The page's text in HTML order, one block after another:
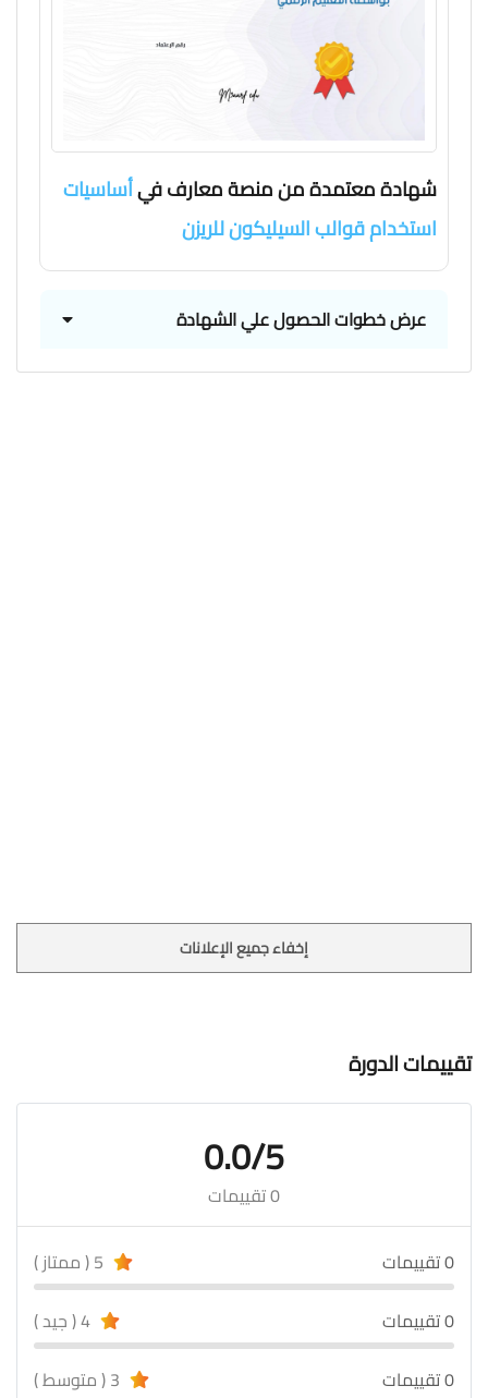
شهادة معتمدة من منصة معارف فيأساسيات
استخدام قوالب السيليكون للريزن
عرض خطوات الحصول علي الشهادة
إخفاء جميع الإعلانات
تقييمات الدورة
0.0/5
0 تقييمات
0 تقييمات
0 تقييمات
0 تقييمات